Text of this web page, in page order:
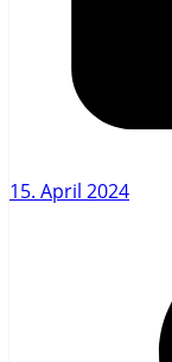
15. April 2024